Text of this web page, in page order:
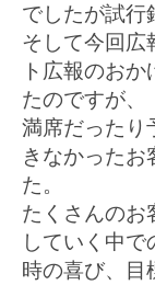
でしたが試行
そして今回広
ト広報のお
たのですが、
満席だったり
きなかったお
た。
たくさんのお
していく中
時の喜び、目